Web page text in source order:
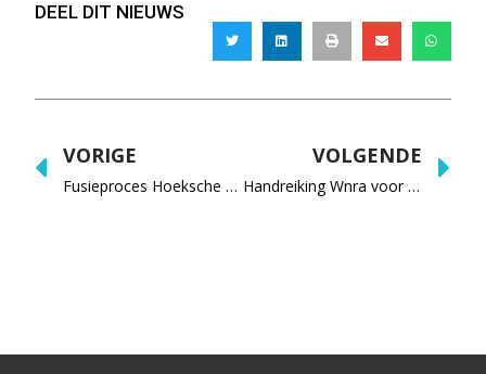
DEEL DIT NIEUWS
VORIGE
Fusieproces Hoeksche Waard voorbode voor succesvolle en leuke gemeente?
VOLGENDE
Handreiking Wnra voor openbaar onderwijs